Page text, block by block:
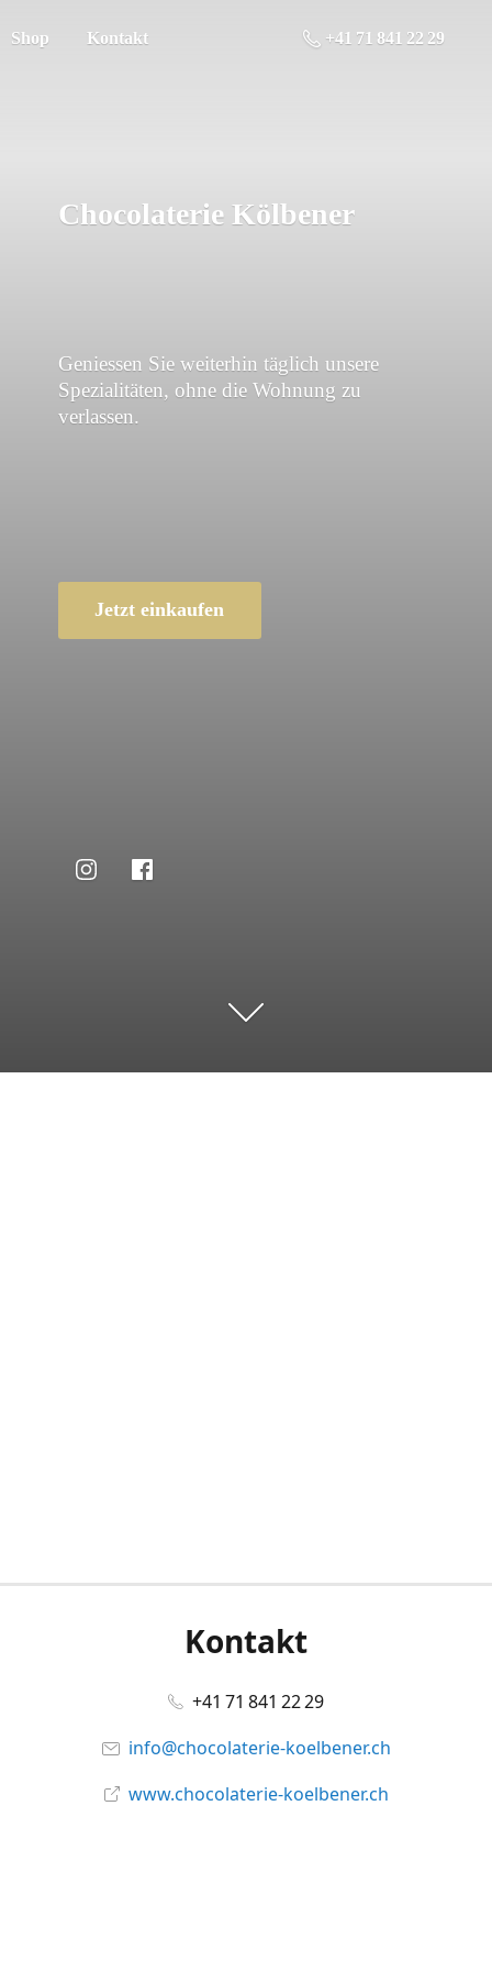
Shop Kontakt +41 71 841 22 29
Chocolaterie Kölbener
Geniessen Sie weiterhin täglich unsere
Spezialitäten, ohne die Wohnung zu
verlassen.
Jetzt einkaufen
Kontakt
+41 71 841 22 29
info@chocolaterie-koelbener.ch
www.chocolaterie-koelbener.ch